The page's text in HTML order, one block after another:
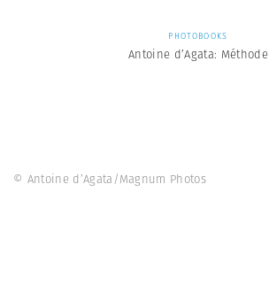
PHOTOBOOKS
Antoine d’Agata: Méthode
© Antoine d’Agata/Magnum Photos